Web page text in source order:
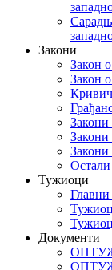
Закони
Закон
Закон
Тужиоци
Документи